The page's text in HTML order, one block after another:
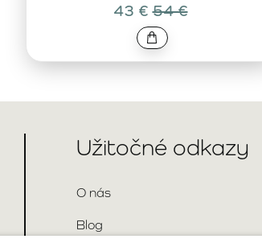
43 € 54 €
Užitočné odkazy
O nás
Blog